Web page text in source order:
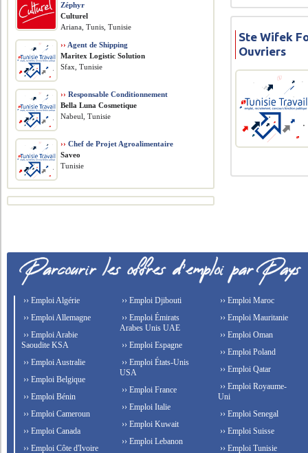
Ste Wifek
Ouvriers
Zéphyr
Culturel
Ariana, Tunis, Tunisie
›› Agent de Shipping
Maritex Logistic Solution
Sfax, Tunisie
›› Responsable Conditionnement
Bella Luna Cosmetique
Nabeul, Tunisie
›› Chef de Projet Agroalimentaire
Saveo
Tunisie
›› Emploi Algérie
›› Emploi Allemagne
›› Emploi Arabie
Saoudite KSA
›› Emploi Australie
›› Emploi Belgique
›› Emploi Bénin
›› Emploi Cameroun
›› Emploi Canada
›› Emploi Côte d'Ivoire
›› Emploi Djibouti
›› Emploi Émirats
Arabes Unis UAE
›› Emploi Espagne
›› Emploi États-Unis
USA
›› Emploi France
›› Emploi Italie
›› Emploi Kuwait
›› Emploi Lebanon
›› Emploi Maroc
›› Emploi Mauritanie
›› Emploi Oman
›› Emploi Poland
›› Emploi Qatar
›› Emploi Royaume-
Uni
›› Emploi Senegal
›› Emploi Suisse
›› Emploi Tunisie